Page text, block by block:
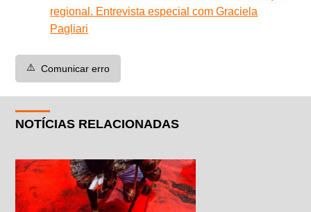
regional. Entrevista especial com Graciela
Pagliari
⚠️ Comunicar erro
NOTÍCIAS RELACIONADAS